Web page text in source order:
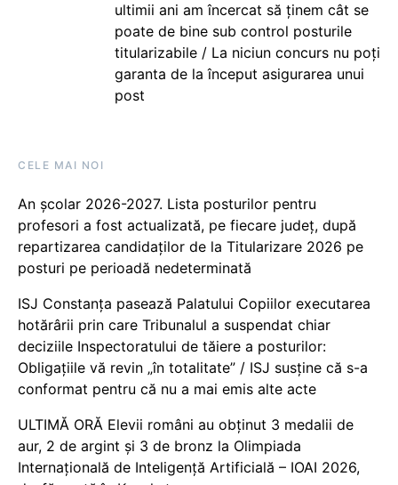
ultimii ani am încercat să ținem cât se
poate de bine sub control posturile
titularizabile / La niciun concurs nu poți
garanta de la început asigurarea unui
post
CELE MAI NOI
An școlar 2026-2027. Lista posturilor pentru
profesori a fost actualizată, pe fiecare județ, după
repartizarea candidaților de la Titularizare 2026 pe
posturi pe perioadă nedeterminată
ISJ Constanța pasează Palatului Copiilor executarea
hotărârii prin care Tribunalul a suspendat chiar
deciziile Inspectoratului de tăiere a posturilor:
Obligațiile vă revin „în totalitate” / ISJ susține că s-a
conformat pentru că nu a mai emis alte acte
ULTIMĂ ORĂ Elevii români au obținut 3 medalii de
aur, 2 de argint și 3 de bronz la Olimpiada
Internațională de Inteligență Artificială – IOAI 2026,